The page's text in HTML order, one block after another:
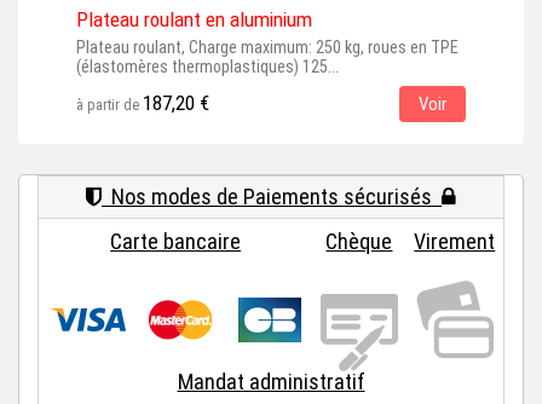
Plateau roulant en aluminium
Plateau roulant, Charge maximum: 250 kg, roues en TPE
(élastomères thermoplastiques) 125...
à partir de 187,20 € Voir
Nos modes de Paiements sécurisés
Carte bancaire
Chèque Virement
Mandat administratif